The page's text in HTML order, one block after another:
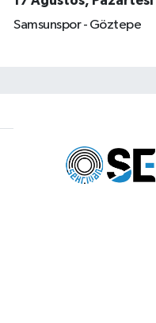
Samsunspor - Göztepe